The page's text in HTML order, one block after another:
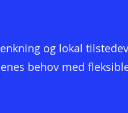
og lokal
behov med